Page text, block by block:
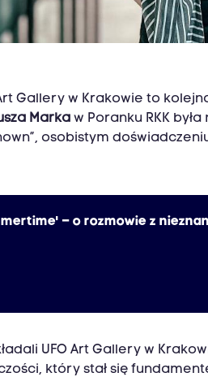
Gallery w Krakowie to
Marka w Poranku RKK
osobistym
– o rozmowie z
UFO Art Gallery w
który stał się